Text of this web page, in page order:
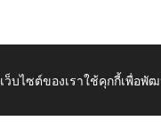
เว็บไซต์ของเราใช้คุกกี้เพื่อ